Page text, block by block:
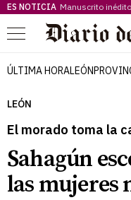
ES NOTICIA Manuscrito inédito
Menú
ÚLTIMA HORALEÓN
LEÓN
El morado toma la
Sahagún
las mujeres